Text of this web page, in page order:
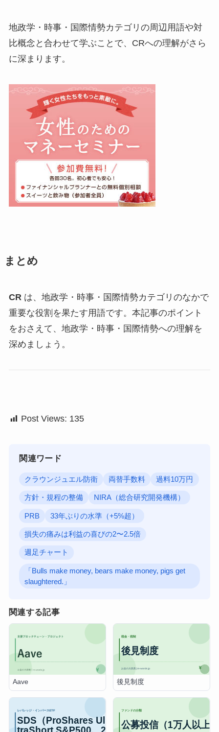
地政学・時事・国際情勢カテゴリの周辺用語や対
比概念と合わせて学ぶことで、CRへの理解がさら
に深まります。
まとめ
CR は、地政学・時事・国際情勢カテゴリのなかで
重要な役割を果たす用語です。本記事のポイント
をおさえて、地政学・時事・国際情勢への理解を
深めましょう。
Post Views: 135
関連ワード
クラウンジュエル防衛 両替手数料 過料10万円
方針・規程の整備 NIRA（総合研究開発機構）
PRB 33年ぶりの水準（+5%超）
損失の痛みは利益の喜びの2〜2.5倍
週足チャート
「Bulls make money, bears make money, pigs get
slaughtered.」
関連する記事
Aave 後見制度